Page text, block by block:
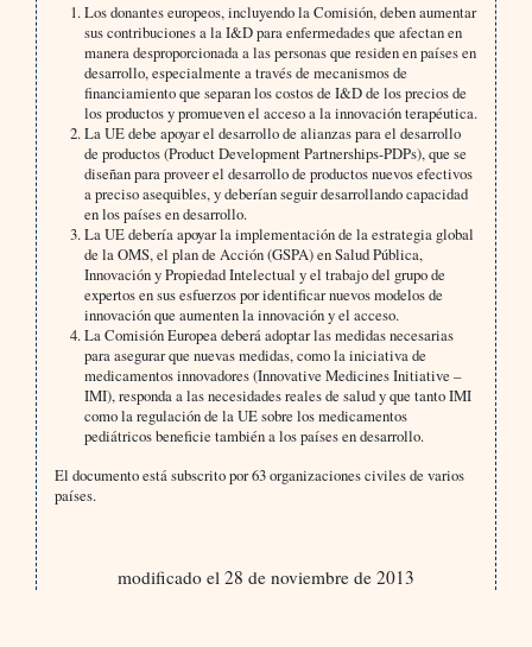
Los donantes europeos, incluyendo la Comisión, deben aumentar
sus contribuciones a la I&D para enfermedades que afectan en
manera desproporcionada a las personas que residen en países en
desarrollo, especialmente a través de mecanismos de
financiamiento que separan los costos de I&D de los precios de
los productos y promueven el acceso a la innovación terapéutica.
La UE debe apoyar el desarrollo de alianzas para el desarrollo
de productos (Product Development Partnerships-PDPs), que se
diseñan para proveer el desarrollo de productos nuevos efectivos
a preciso asequibles, y deberían seguir desarrollando capacidad
en los países en desarrollo.
La UE debería apoyar la implementación de la estrategia global
de la OMS, el plan de Acción (GSPA) en Salud Pública,
Innovación y Propiedad Intelectual y el trabajo del grupo de
expertos en sus esfuerzos por identificar nuevos modelos de
innovación que aumenten la innovación y el acceso.
La Comisión Europea deberá adoptar las medidas necesarias
para asegurar que nuevas medidas, como la iniciativa de
medicamentos innovadores (Innovative Medicines Initiative –
IMI), responda a las necesidades reales de salud y que tanto IMI
como la regulación de la UE sobre los medicamentos
pediátricos beneficie también a los países en desarrollo.
El documento está subscrito por 63 organizaciones civiles de varios
países.
modificado el 28 de noviembre de 2013